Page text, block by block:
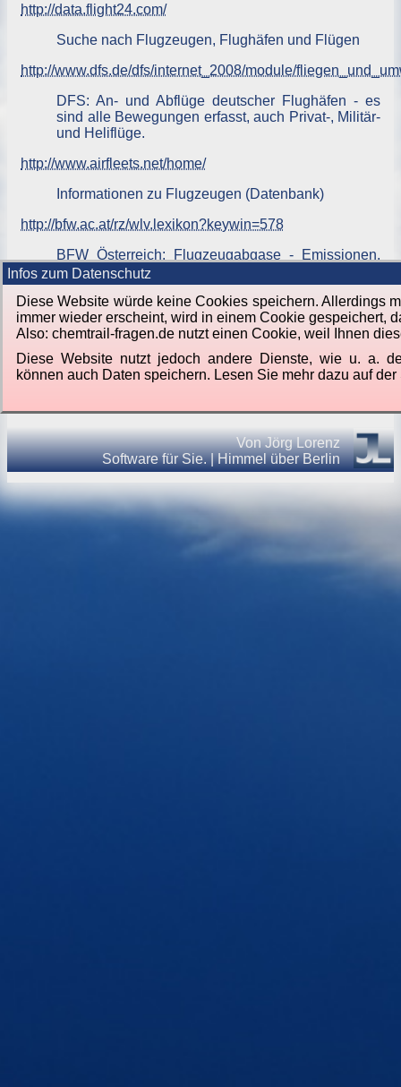
http://data.flight24.com/
Suche nach Flugzeugen, Flughäfen und Flügen
http://www.dfs.de/dfs/internet_2008/module/
DFS: An- und Abflüge deutscher Flughäfen - es
sind alle Bewegungen erfasst, auch Privat-, Militär-
und Heliflüge.
http://www.airfleets.net/home/
Informationen zu Flugzeugen (Datenbank)
http://bfw.ac.at/rz/wlv.lexikon?keywin=578
BFW Österreich: Flugzeugabgase - Emissionen,
Zusammensetzung und Luftbelastung
VonJörg Lorenz
Software für Sie.|Himmel über Berlin
Infos zum Datenschutz
Diese Website würde keine Cookies speichern. Allerdings
immer wieder erscheint, wird in einem Cookie gespeichert,
Also: chemtrail-fragen.de nutzt einen Cookie, weil Ihnen
Diese Website nutzt jedoch andere Dienste, wie u. a.
können auch Daten speichern. Lesen Sie mehr dazu auf